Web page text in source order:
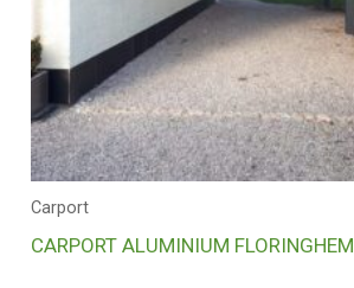
Carport
CARPORT ALUMINIUM FLORINGHEM